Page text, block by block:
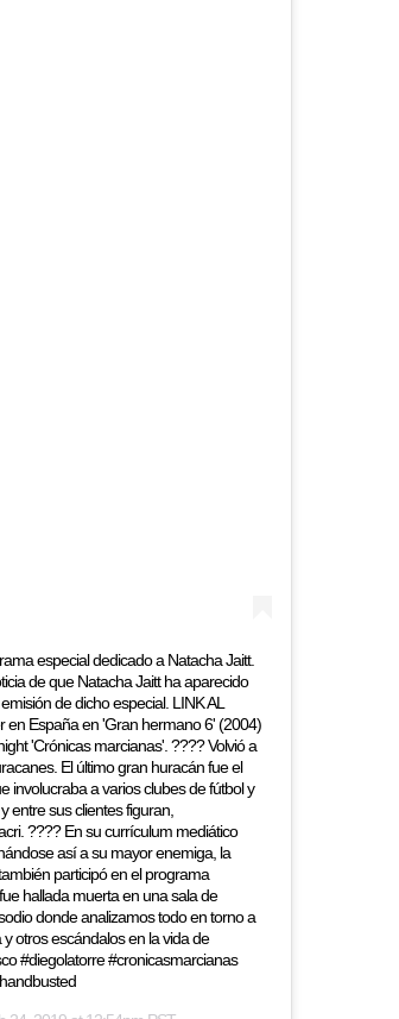
especial dedicado a Natacha Jaitt.
de que Natacha Jaitt ha aparecido
de dicho especial. LINK AL
en España en 'Gran hermano 6' (2004)
'Crónicas marcianas'. ???? Volvió a
El último gran huracán fue el
involucraba a varios clubes de fútbol y
entre sus clientes figuran,
???? En su currículum mediático
así a su mayor enemiga, la
participó en el programa
hallada muerta en una sala de
donde analizamos todo en torno a
otros escándalos en la vida de
#diegolatorre #cronicasmarcianas